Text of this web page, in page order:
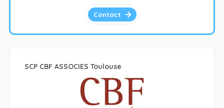
Contact
SCP CBF ASSOCIES Toulouse